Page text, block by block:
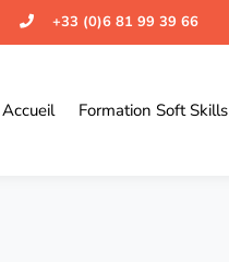
+33 (0)6 81 99 39 66
Accueil Formation Soft Skills